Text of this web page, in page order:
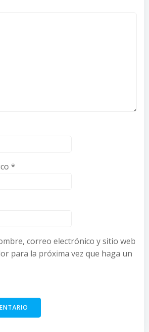
*
correo electrónico y sitio web
para la próxima vez que haga un